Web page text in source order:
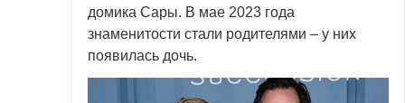
домика Сары. В мае 2023 года
знаменитости стали родителями – у них
появилась дочь.